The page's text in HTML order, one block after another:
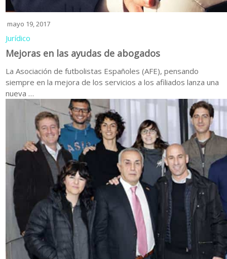
mayo 19, 2017
Jurídico
Mejoras en las ayudas de abogados
La Asociación de futbolistas Españoles (AFE), pensando
siempre en la mejora de los servicios a los afiliados lanza una
nueva …